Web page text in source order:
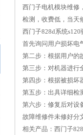
西门子电机模块维修
检测，收费低，当天
西门子828d系统s120
首先询问用户损坏电
第二步：根据用户的
第三步：对机器进行
第四步：根据被损坏
第五步：出具详细检
第六步：修复后对设
故障维修件未修好分
相关产品：西门子